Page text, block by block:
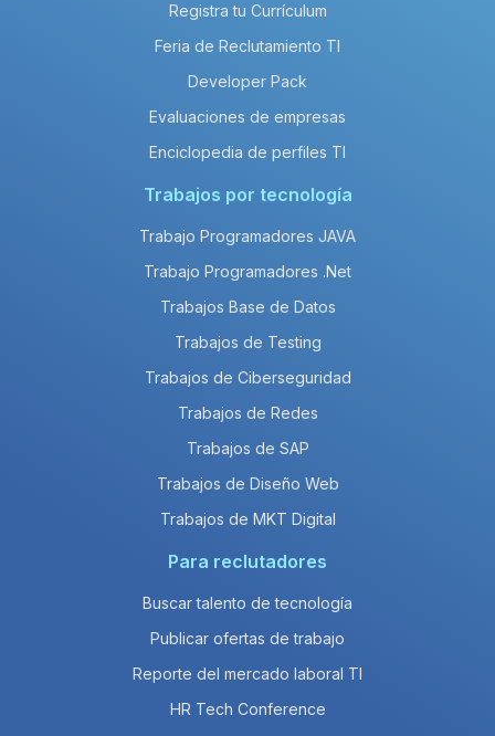
Registra tu Currículum
Feria de Reclutamiento TI
Developer Pack
Evaluaciones de empresas
Enciclopedia de perfiles TI
Trabajos por tecnología
Trabajo Programadores JAVA
Trabajo Programadores .Net
Trabajos Base de Datos
Trabajos de Testing
Trabajos de Ciberseguridad
Trabajos de Redes
Trabajos de SAP
Trabajos de Diseño Web
Trabajos de MKT Digital
Para reclutadores
Buscar talento de tecnología
Publicar ofertas de trabajo
Reporte del mercado laboral TI
HR Tech Conference